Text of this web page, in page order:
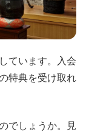
ています。入会
特典を受け取れ
でしょうか。見